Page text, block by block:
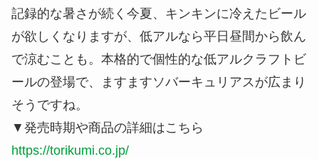
記録的な暑さが続く今夏、キンキンに冷えたビール
が欲しくなりますが、低アルなら平日昼間から飲ん
で涼むことも。本格的で個性的な低アルクラフトビ
ールの登場で、ますますソバーキュリアスが広まり
そうですね。
▼発売時期や商品の詳細はこちら
https://torikumi.co.jp/